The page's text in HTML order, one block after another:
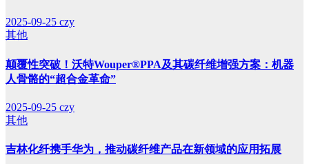
2025-09-25 czy
其他
颠覆性突破！沃特Wouper®PPA及其碳纤维增强方案：机器
人骨骼的“超合金革命”
2025-09-25 czy
其他
吉林化纤携手华为，推动碳纤维产品在新领域的应用拓展